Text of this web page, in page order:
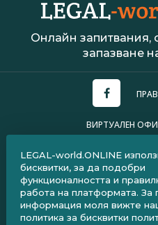
Онлайн запитвания,
запазване
ВИРТУАЛЕН
ПОЛИТИКА ЗА
ЧЗВ ЗА
ЧЗВ ЗА
LEGAL-world.ONLINE
бисквитки, за да подобри
функционалността и
работа на платформата. За
информация моля вижте
политика за бисквитки